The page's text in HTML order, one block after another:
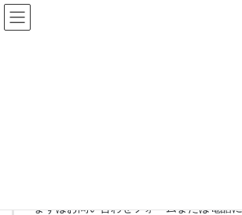
コ
ン
ナ
ビ
まずはお問い合わせフォームまたは電話